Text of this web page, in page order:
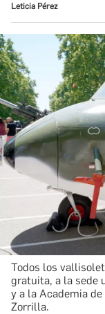
Leticia Pérez
Todos los
gratuita, a la sede
y a la Academia
Zorrilla.